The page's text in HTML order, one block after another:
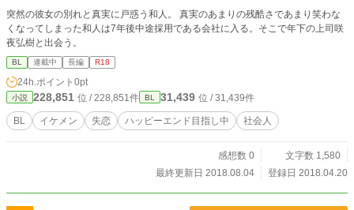
突然の彼女の別れと真実に戸惑う和人。 真実のあまりの残酷さであまり笑わな
くなってしまった和人は7年後中途採用である会社に入る。そこで年下の上司咲
夜弘樹と出会う。
BL 連載中 長編 R18
24h.ポイント 0pt
小説 228,851 位 / 228,851件 BL 31,439 位 / 31,439件
BL イケメン 失恋 ハッピーエンド目指し中 社会人
感想数 0
文字数 1,580
最終更新日 2018.08.04
登録日 2018.04.20